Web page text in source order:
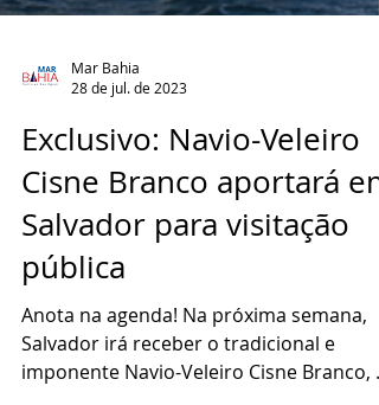
28 de jul. de 2023
Exclusivo: Navio-Veleiro
Cisne Branco aportará em
Salvador para visitação
pública
Anota na agenda! Na próxima semana,
Salvador irá receber o tradicional e